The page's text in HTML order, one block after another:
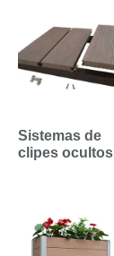
Sistemas de
clipes ocultos